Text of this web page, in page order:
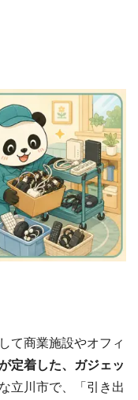
て商業施設やオフィ
定着した、ガジェッ
立川市で、「引き出